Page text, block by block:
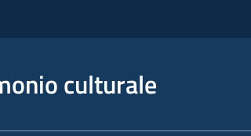
culturale